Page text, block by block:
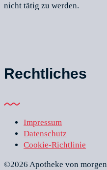
nicht tätig zu werden.
Rechtliches
Impressum
Datenschutz
Cookie-Richtlinie
©2026 Apotheke von morgen